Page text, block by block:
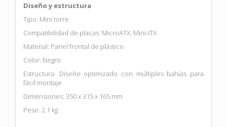
Diseño y estructura
Tipo: Mini torre
Compatibilidad de placas: MicroATX, Mini-ITX
Material: Panel frontal de plástico
Color: Negro
Estructura: Diseño optimizado con múltiples bahías para
fácil montaje
Dimensiones: 350 x 315 x 165 mm
Peso: 2.1 kg